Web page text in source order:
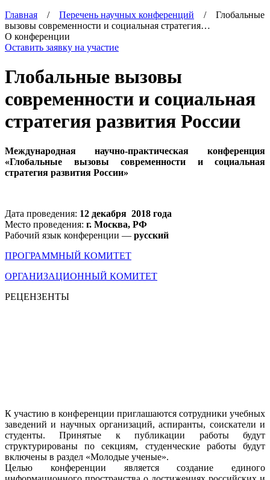
Главная / Перечень научных конференций / Глобальные
вызовы современности и социальная стратегия…
О конференции
Оставить заявку на участие
Глобальные вызовы
современности и социальная
стратегия развития России
Международная научно-практическая конференция
«Глобальные вызовы современности и социальная
стратегия развития России»
Дата проведения: 12 декабря 2018 года
Место проведения: г. Москва, РФ
Рабочий язык конференции — русский
ПРОГРАММНЫЙ КОМИТЕТ
ОРГАНИЗАЦИОННЫЙ КОМИТЕТ
РЕЦЕНЗЕНТЫ
К участию в конференции приглашаются сотрудники учебных
заведений и научных организаций, аспиранты, соискатели и
студенты. Принятые к публикации работы будут
структурированы по секциям, студенческие работы будут
включены в раздел «Молодые ученые».
Целью конференции является создание единого